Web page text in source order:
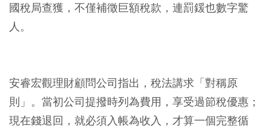
國稅局查獲，不僅補徵巨額稅款，連罰鍰也數字驚
人。
安睿宏觀理財顧問公司指出，稅法講求「對稱原
則」。當初公司提撥時列為費用，享受過節稅優惠；
現在錢退回，就必須入帳為收入，才算一個完整循